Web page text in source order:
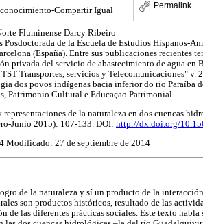
Permalink
Compartir Igual
Fluminense Darcy Ribeiro
Posdoctorada de la Escuela de Estudios Hispanos-
(España). Entre sus publicaciones recientes
privada del servicio de abastecimiento de agua en
Transportes, servicios y Telecomunicaciones" v.
dos povos indígenas bacia inferior do rio Paraíba
Patrimonio Cultural e Educaçao Patrimonial.
de la naturaleza en dos cuencas
Junio 2015): 107-133. DOI: http://dx.doi.org/
Modificado: 27 de septiembre de 2014
de la naturaleza y sí un producto de la
son productos históricos, resultado de las
las diferentes prácticas sociales. Este texto habla